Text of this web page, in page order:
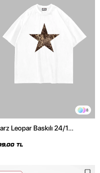
8
Leopar Baskılı 24/1
TL